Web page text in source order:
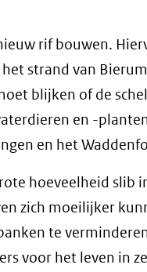
rif bouwen.
strand van
blijken of de
en -
en het
hoeveelheid slib
zich moeilijker
te
voor het leven in